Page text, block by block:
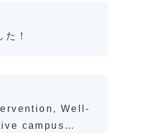
！
Well-
campus